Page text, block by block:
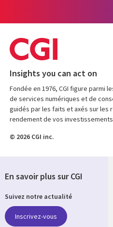
Insights you can act on
Fondée en 1976, CGI figure parmi
de services numériques et de
guidés par les faits et axés sur les
rendement de vos
© 2026 CGI inc.
En savoir plus sur CGI
Suivez notre actualité
Inscrivez-vous